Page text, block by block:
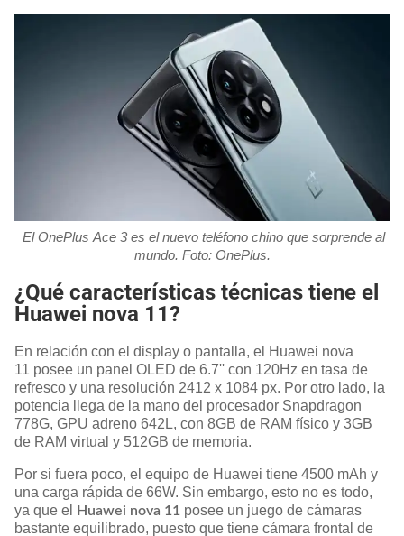
El OnePlus Ace 3 es el nuevo teléfono chino que sorprende al
mundo. Foto: OnePlus.
¿Qué características técnicas tiene el
Huawei nova 11?
En relación con el display o pantalla, el Huawei nova
11 posee un panel OLED de 6.7'' con 120Hz en tasa de
refresco y una resolución 2412 x 1084 px. Por otro lado, la
potencia llega de la mano del procesador Snapdragon
778G, GPU adreno 642L, con 8GB de RAM físico y 3GB
de RAM virtual y 512GB de memoria.
Por si fuera poco, el equipo de Huawei tiene 4500 mAh y
una carga rápida de 66W. Sin embargo, esto no es todo,
ya que el
Huawei nova 11 posee un juego de cámaras
bastante equilibrado, puesto que tiene cámara frontal de